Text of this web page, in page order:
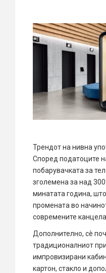
Трендот на нивна
Според податоците
побарувачката за
зголемена за над
минатата година,
промената во
современите
Дополнително, сè
традиционалниот
импровизирани
картон, стакло и